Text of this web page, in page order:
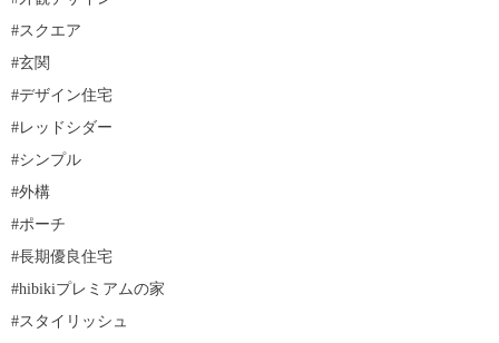
#スクエア
#玄関
#デザイン住宅
#レッドシダー
#シンプル
#外構
#ポーチ
#長期優良住宅
#hibikiプレミアムの家
#スタイリッシュ